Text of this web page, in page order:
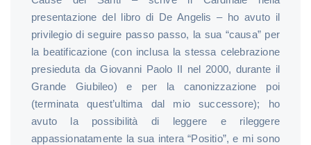
presentazione del libro di De Angelis – ho avuto il
privilegio di seguire passo passo, la sua “causa” per
la beatificazione (con inclusa la stessa celebrazione
presieduta da Giovanni Paolo II nel 2000, durante il
Grande Giubileo) e per la canonizzazione poi
(terminata quest’ultima dal mio successore); ho
avuto la possibilità di leggere e rileggere
appassionatamente la sua intera “Positio”, e mi sono